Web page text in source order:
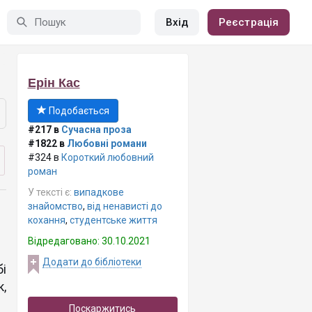
Вхід Реєстрація
Ерін Кас
Подобається
#217 в Сучасна проза
#1822 в Любовні романи
#324 в Короткий любовний
роман
У тексті є: випадкове
знайомство, від ненависті до
кохання, студентське життя
Відредаговано: 30.10.2021
Додати до бібліотеки
Поскаржитись